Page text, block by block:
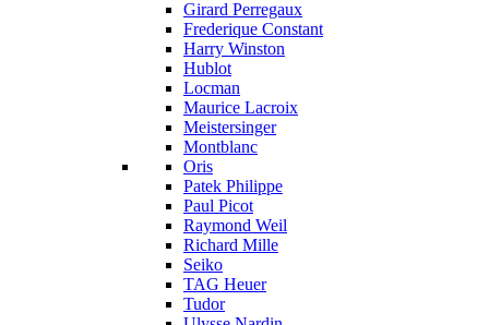
Girard Perregaux
Frederique Constant
Harry Winston
Hublot
Locman
Maurice Lacroix
Meistersinger
Montblanc
Oris
Patek Philippe
Paul Picot
Raymond Weil
Richard Mille
Seiko
TAG Heuer
Tudor